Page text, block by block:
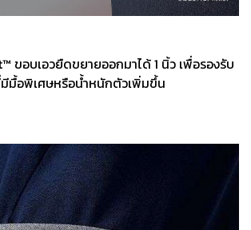
ขอบเอวยืดขยายออกมาได้ 1 นิ้ว เพื่อรองรับ
มื้อพิเศษหรือน้ำหนักตัวเพิ่มขึ้น